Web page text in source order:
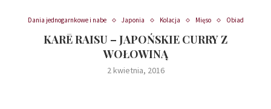
Dania jednogarnkowe i nabe Japonia Kolacja Mięso Obiad
KARĒ RAISU – JAPOŃSKIE CURRY Z
WOŁOWINĄ
2 kwietnia, 2016